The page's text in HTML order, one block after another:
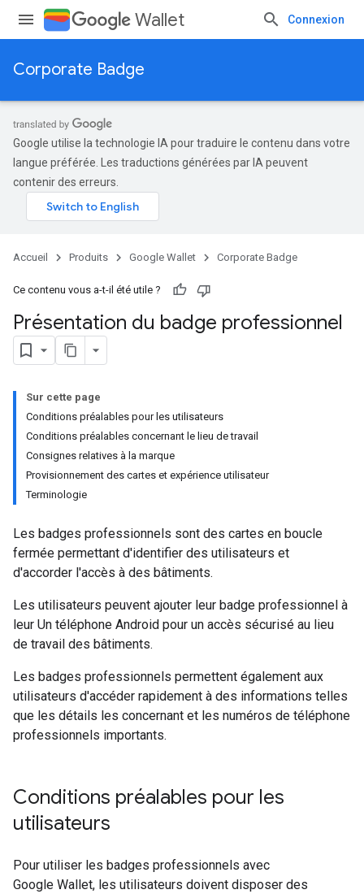
Wallet Connexion
Corporate Badge
Google utilise la technologie IA pour traduire le contenu dans votre
langue préférée. Les traductions générées par IA peuvent
contenir des erreurs.
Accueil Produits Google Wallet Corporate Badge
Ce contenu vous a-t-il été utile ?
Présentation du badge professionnel
Sur cette page
Conditions préalables pour les utilisateurs
Conditions préalables concernant le lieu de travail
Consignes relatives à la marque
Provisionnement des cartes et expérience utilisateur
Terminologie
Les badges professionnels sont des cartes en boucle
fermée permettant d'identifier des utilisateurs et
d'accorder l'accès à des bâtiments.
Les utilisateurs peuvent ajouter leur badge professionnel à
leur Un téléphone Android pour un accès sécurisé au lieu
de travail des bâtiments.
Les badges professionnels permettent également aux
utilisateurs d'accéder rapidement à des informations telles
que les détails les concernant et les numéros de téléphone
professionnels importants.
Conditions préalables pour les
utilisateurs
Pour utiliser les badges professionnels avec
Google Wallet, les utilisateurs doivent disposer des